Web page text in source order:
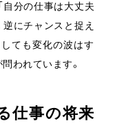
自分の仕事は大丈夫
にチャンスと捉え
ても変化の波はす
われています。
仕事の将来